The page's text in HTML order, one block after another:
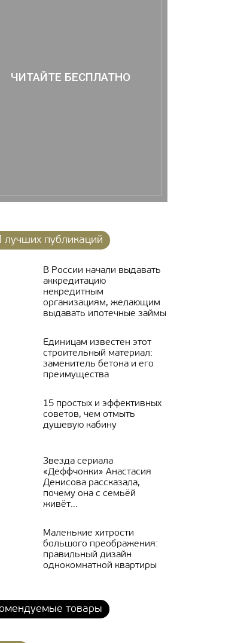
ЧИТАЙТЕ БЕСПЛАТНО
лучших публикаций
В России начали выдавать
аккредитацию
некредитным
организациям, желающим
выдавать ипотечные займы
Единицам известен этот
строительный материал:
заменитель бетона и его
преимущества
15 простых и эффективных
советов, чем отмыть
душевую кабину
Звезда сериала
«Деффчонки» Анастасия
Денисова рассказала,
почему она с семьёй
живёт...
Маленькие хитрости
большого преображения:
правильный дизайн
однокомнатной квартиры
товары